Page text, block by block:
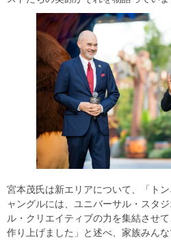
宮本茂氏は新エリアについて、「ト
ャングルには、ユニバーサル・スタ
ル・クリエイティブの力を集結させ
作り上げました」と述べ、家族みん